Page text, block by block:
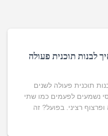
לבנות תוכנית פעולה
תוכנית פעולה לשנים
נשמעים לפעמים כמו שתי
רציני. בפועל? זה